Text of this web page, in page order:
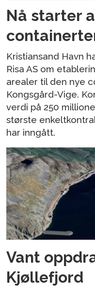
Nå starter
Kristiansand Havn
Risa AS om
arealer til den nye
Kongsgård-Vige.
verdi på 250
største
har inngått.
Vant
Kjøllefjord